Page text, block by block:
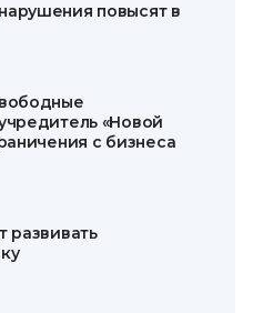
повысят в
«Новой
с бизнеса
развивать